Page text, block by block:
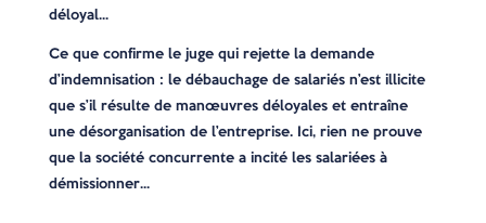
déloyal…
Ce que confirme le juge qui rejette la demande
d’indemnisation : le débauchage de salariés n’est illicite
que s’il résulte de manœuvres déloyales et entraîne
une désorganisation de l’entreprise. Ici, rien ne prouve
que la société concurrente a incité les salariées à
démissionner…